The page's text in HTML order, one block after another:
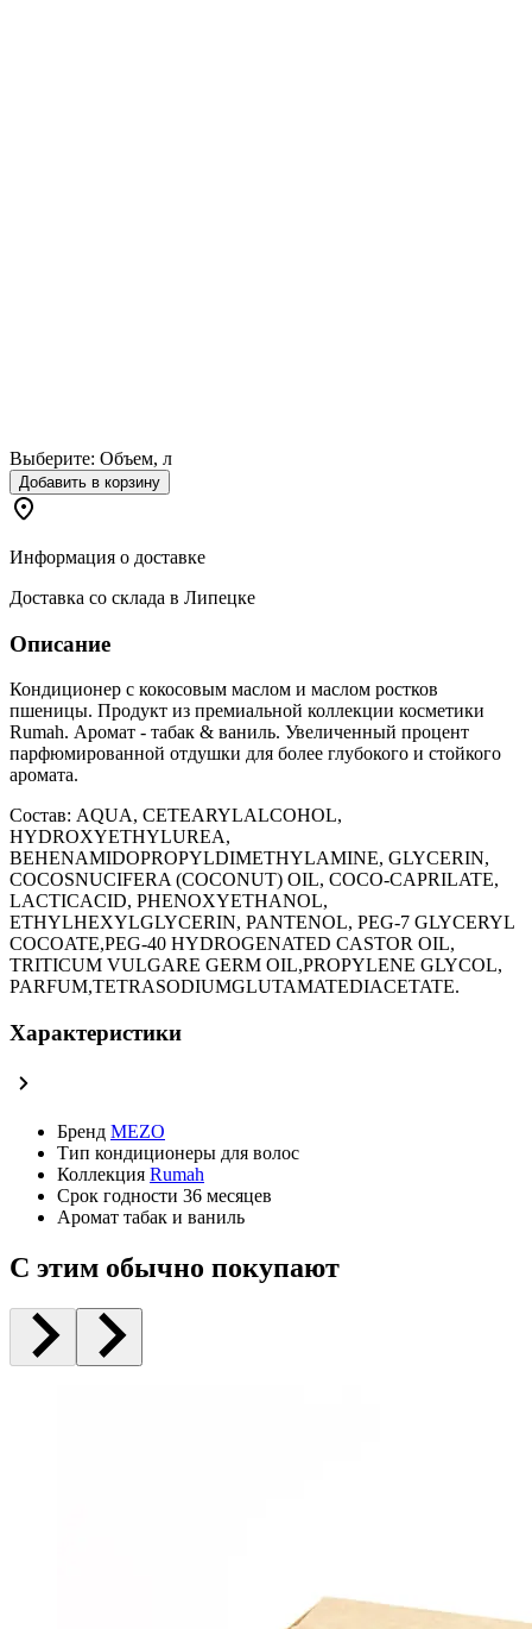
Выберите: Объем, л
Добавить в корзину
Информация о доставке
Доставка со склада в Липецке
Описание
Кондиционер с кокосовым маслом и маслом ростков
пшеницы. Продукт из премиальной коллекции косметики
Rumah. Аромат - табак & ваниль. Увеличенный процент
парфюмированной отдушки для более глубокого и стойкого
аромата.
Состав: AQUA, CETEARYLALCOHOL,
HYDROXYETHYLUREA,
BEHENAMIDOPROPYLDIMETHYLAMINE, GLYCERIN,
COCOSNUCIFERA (COCONUT) OIL, COCO-CAPRILATE,
LACTICACID, PHENOXYETHANOL,
ETHYLHEXYLGLYCERIN, PANTENOL, PEG-7 GLYCERYL
COCOATE,PEG-40 HYDROGENATED CASTOR OIL,
TRITICUM VULGARE GERM OIL,PROPYLENE GLYCOL,
PARFUM,TETRASODIUMGLUTAMATEDIACETATE.
Характеристики
Бренд MEZO
Тип кондиционеры для волос
Коллекция Rumah
Срок годности 36 месяцев
Аромат табак и ваниль
С этим обычно покупают